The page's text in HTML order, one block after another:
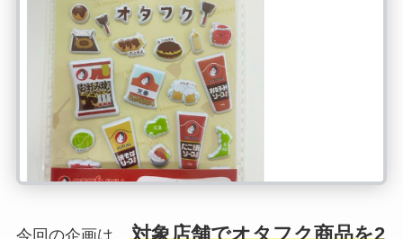
対象店舗でオタフク商品を2